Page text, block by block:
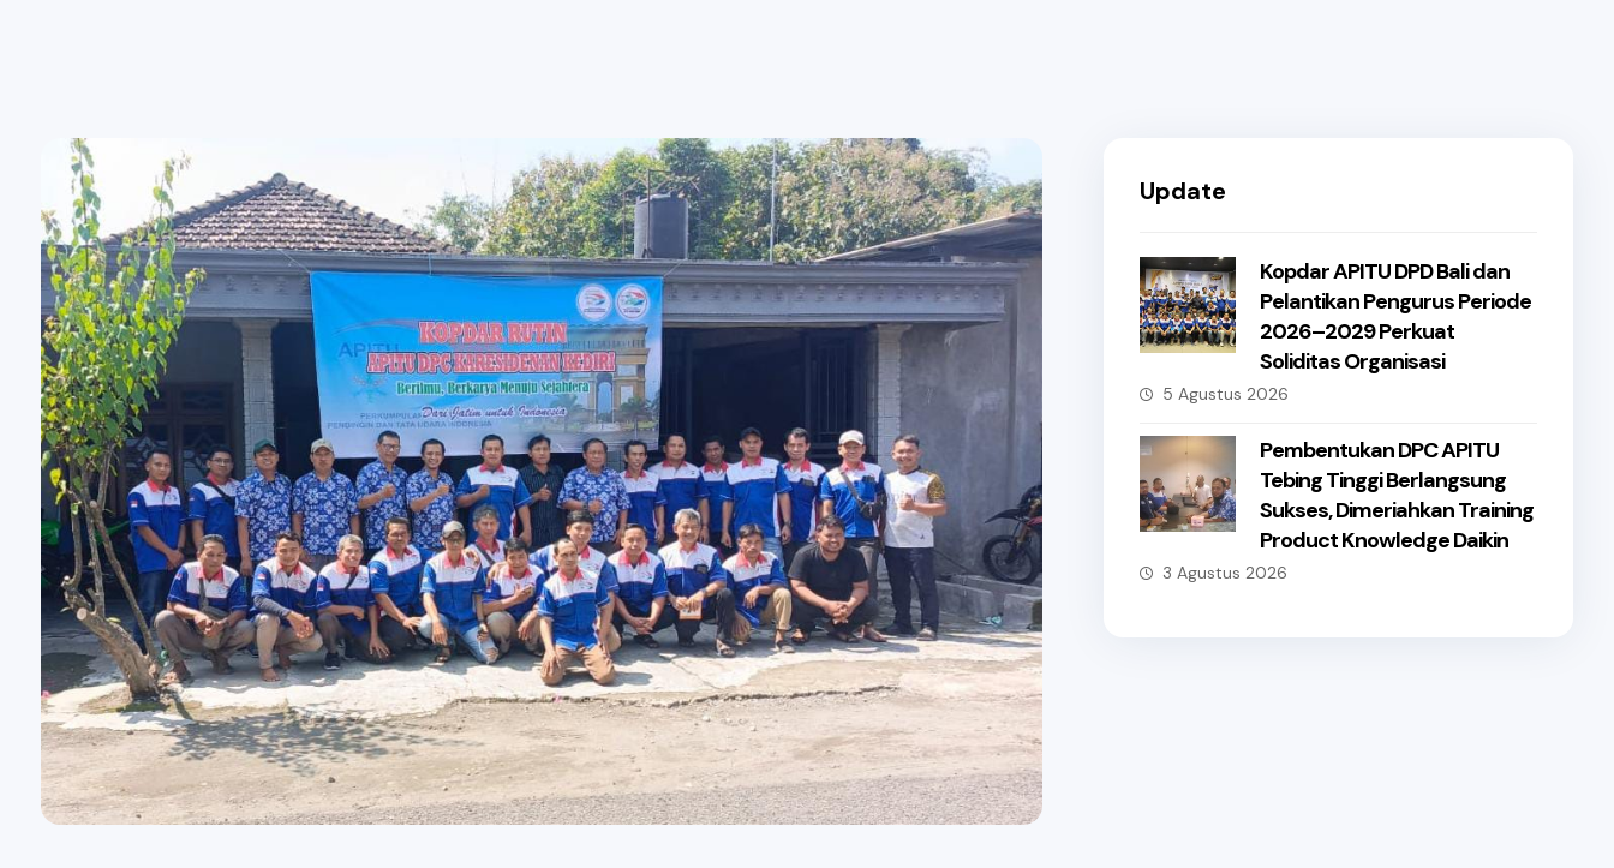
Update
Kopdar APITU DPD Bali dan
Pelantikan Pengurus Periode
2026–2029 Perkuat
Soliditas Organisasi
5 Agustus 2026
Pembentukan DPC APITU
Tebing Tinggi Berlangsung
Sukses, Dimeriahkan Training
Product Knowledge Daikin
3 Agustus 2026